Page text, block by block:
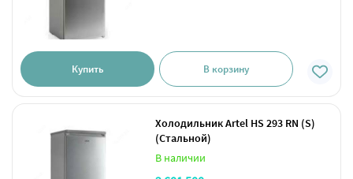
Купить В корзину
Холодильник Artel HS 293 RN (S)
(Стальной)
В наличии